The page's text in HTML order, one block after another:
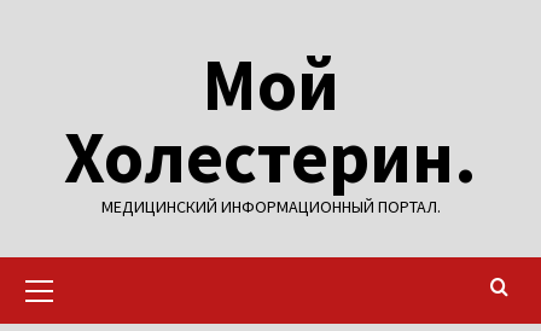
Мой
Холестерин.
МЕДИЦИНСКИЙ ИНФОРМАЦИОННЫЙ ПОРТАЛ.
меню